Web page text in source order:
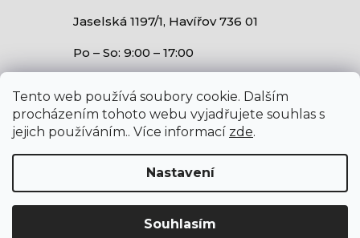
Tento web používá soubory cookie. Dalším
procházením tohoto webu vyjadřujete souhlas s
jejich používáním.. Více informací zde.
Nastavení
Souhlasím
Jaselská 1197/1, Havířov 736 01
Po – So: 9:00 – 17:00
Stramis.cz všechna práva vyhrazena.
Studio S!cka
V internetovém obchodě stramis.cz platí zákaz prodeje